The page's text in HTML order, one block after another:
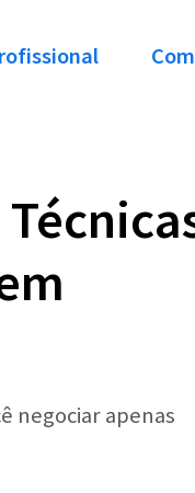
negociar apenas